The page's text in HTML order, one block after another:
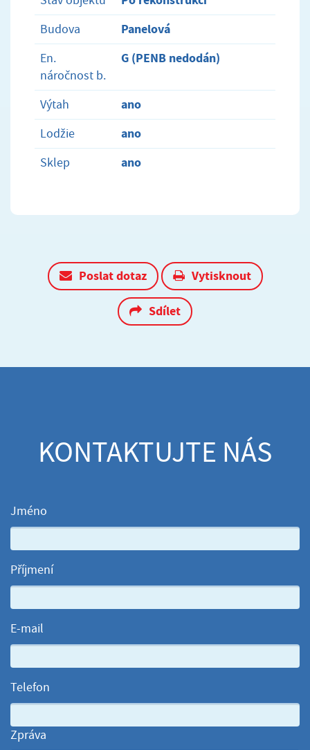
Budova Panelová
En.
náročnost b.
G (PENB nedodán)
Výtah ano
Lodžie ano
Sklep ano
Poslat dotaz Vytisknout
Sdílet
KONTAKTUJTE NÁS
Jméno
Příjmení
E-mail
Telefon
Zpráva